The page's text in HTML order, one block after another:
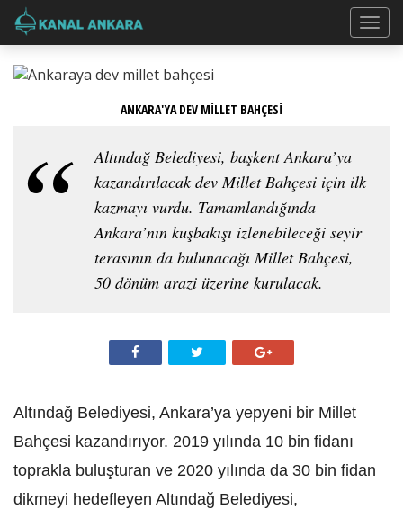
ANKARA'YA DEV MİLLET BAHÇESİ
Altındağ Belediyesi, başkent Ankara’ya
kazandırılacak dev Millet Bahçesi için ilk
kazmayı vurdu. Tamamlandığında
Ankara’nın kuşbakışı izlenebileceği seyir
terasının da bulunacağı Millet Bahçesi,
50 dönüm arazi üzerine kurulacak.
Altındağ Belediyesi, Ankara’ya yepyeni bir Millet
Bahçesi kazandırıyor. 2019 yılında 10 bin fidanı
toprakla buluşturan ve 2020 yılında da 30 bin fidan
dikmeyi hedefleyen Altındağ Belediyesi,